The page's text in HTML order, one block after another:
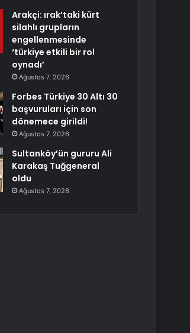
Arakçi: ırak’taki kürt
silahlı grupların
engellenmesinde
‘türkiye etkili bir rol
oynadı’
Ağustos 7, 2026
Forbes Türkiye 30 Altı 30
başvuruları için son
dönemece girildi!
Ağustos 7, 2026
Sultanköy’ün gururu Ali
Karakaş Tuğgeneral
oldu
Ağustos 7, 2026